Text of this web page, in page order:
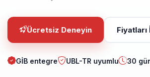
Ücretsiz Deneyin Fiyatları
GİB entegre UBL-TR uyumlu 30